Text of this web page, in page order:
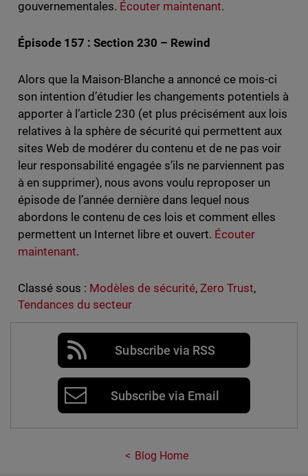
gouvernementales. Écouter maintenant.
Épisode 157 : Section 230 – Rewind
Alors que la Maison-Blanche a annoncé ce mois-ci
son intention d’étudier les changements potentiels à
apporter à l’article 230 (et plus précisément aux lois
relatives à la sphère de sécurité qui permettent aux
sites Web de modérer du contenu et de ne pas voir
leur responsabilité engagée s’ils ne parviennent pas
à en supprimer), nous avons voulu reproposer un
épisode de l’année dernière dans lequel nous
abordons le contenu de ces lois et comment elles
permettent un Internet libre et ouvert. Écouter
maintenant.
Classé sous : Modèles de sécurité, Zero Trust,
Tendances du secteur
Subscribe via RSS
Subscribe via Email
Blog Home